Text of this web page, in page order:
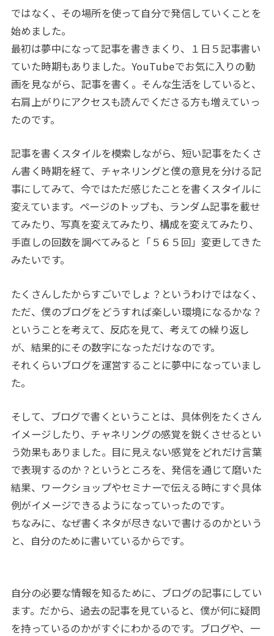
ではなく、その場所を使って自分で発信していくことを
始めました。
最初は夢中になって記事を書きまくり、１日５記事書い
ていた時期もありました。 YouTubeでお気に入りの動
画を見ながら、記事を書く。そんな生活をしていると、
右肩上がりにアクセスも読んでくださる方も増えていっ
たのです。
記事を書くスタイルを模索しながら、短い記事をたくさ
ん書く時期を経て、チャネリングと僕の意見を分ける記
事にしてみて、今ではただ感じたことを書くスタイルに
変えています。ページのトップも、ランダム記事を載せ
てみたり、写真を変えてみたり、構成を変えてみたり、
手直しの回数を調べてみると「５６５回」変更してきた
みたいです。
たくさんしたからすごいでしょ？というわけではなく、
ただ、僕のブログをどうすれば楽しい環境になるかな？
ということを考えて、反応を見て、考えての繰り返し
が、結果的にその数字になっただけなのです。
それくらいブログを運営することに夢中になっていまし
た。
そして、ブログで書くということは、具体例をたくさん
イメージしたり、チャネリングの感覚を鋭くさせるとい
う効果もありました。目に見えない感覚をどれだけ言葉
で表現するのか？というところを、発信を通じて磨いた
結果、ワークショップやセミナーで伝える時にすぐ具体
例がイメージできるようになっていったのです。
ちなみに、なぜ書くネタが尽きないで書けるのかという
と、自分のために書いているからです。
自分の必要な情報を知るために、ブログの記事にしてい
ます。だから、過去の記事を見ていると、僕が何に疑問
を持っているのかがすぐにわかるのです。ブログや、一